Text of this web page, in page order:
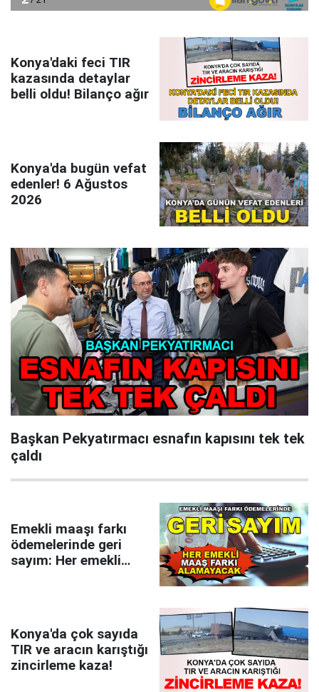
Konya'daki feci TIR
kazasında detaylar
belli oldu! Bilanço ağır
Konya'da bugün vefat
edenler! 6 Ağustos
2026
Başkan Pekyatırmacı esnafın kapısını tek tek
çaldı
Emekli maaşı farkı
ödemelerinde geri
sayım: Her emekli
Konya'da çok sayıda
TIR ve aracın karıştığı
zincirleme kaza!